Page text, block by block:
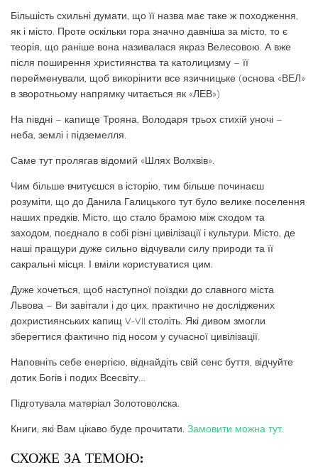
Більшість схильні думати, що її назва має таке ж походження,
як і місто. Проте оскільки гора значно давніша за місто, то є
теорія, що раніше вона називалася якраз Велесовою. А вже
після поширення християнства та католицизму – її
перейменували, щоб викорінити все язичницьке (основа «ВЕЛ»
в зворотньому напрямку читається як «ЛЕВ»)
На півдні – капище Трояна, Володаря трьох стихій уночі –
неба, землі і підземелля.
Саме тут пролягав відомий «Шлях Волхвів».
Чим більше вчитуєшся в історію, тим більше починаєш
розуміти, що до Данила Галицького тут було велике поселення
наших предків. Місто, що стало брамою між сходом та
заходом, поєднало в собі різні цивілізації і культури. Місто, де
наші пращури дуже сильно відчували силу природи та її
сакральні місця. І вміли користуватися цим.
Дуже хочеться, щоб наступної поїздки до славного міста
Львова – Ви завітали і до цих, практично не досліджених
дохристиянських капищ V-VII століть. Які дивом змогли
зберегтися фактично під носом у сучасної цивілізації.
Наповніть себе енергією, віднайдіть свій сенс буття, відчуйте
дотик Богів і подих Всесвіту…
Підготувала матеріал Золотоволска.
Книги, які Вам цікаво буде прочитати. Замовити можна тут.
СХОЖЕ ЗА ТЕМОЮ: